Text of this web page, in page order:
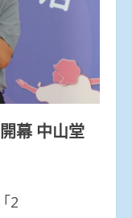
幕 中山堂
2